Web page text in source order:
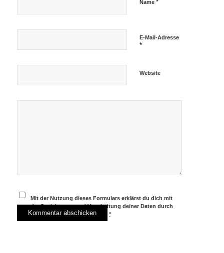
Name *
E-Mail-Adresse
*
Website
Mit der Nutzung dieses Formulars erklärst du dich mit
der Speicherung und Verarbeitung deiner Daten durch
diese Website einverstanden.*